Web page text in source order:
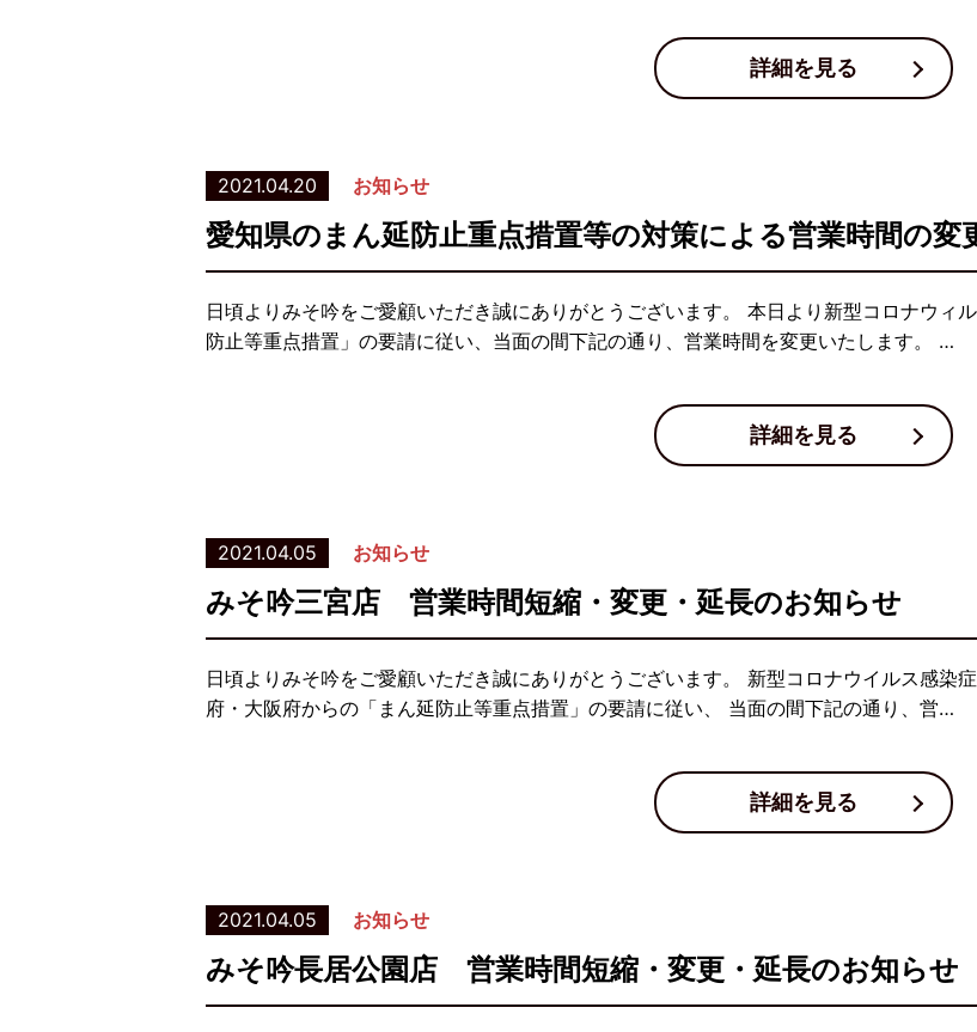
詳細を見る
2021.04.20 お知らせ
愛知県のまん延防止重点措置等の対策による営業時間の変
日頃よりみそ吟をご愛顧いただき誠にありがとうございます。 本日より新型コロナウィ
防止等重点措置」の要請に従い、当面の間下記の通り、営業時間を変更いたします。 …
詳細を見る
2021.04.05 お知らせ
みそ吟三宮店 営業時間短縮・変更・延長のお知らせ
日頃よりみそ吟をご愛顧いただき誠にありがとうございます。 新型コロナウイルス感染
府・大阪府からの「まん延防止等重点措置」の要請に従い、 当面の間下記の通り、営…
詳細を見る
2021.04.05 お知らせ
みそ吟長居公園店 営業時間短縮・変更・延長のお知らせ